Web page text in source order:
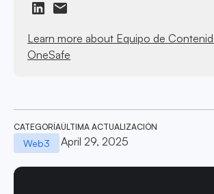
Learn more about Equipo de
OneSafe
CATEGORÍA
Web3
ÚLTIMA ACTUALIZACIÓN
April 29, 2025